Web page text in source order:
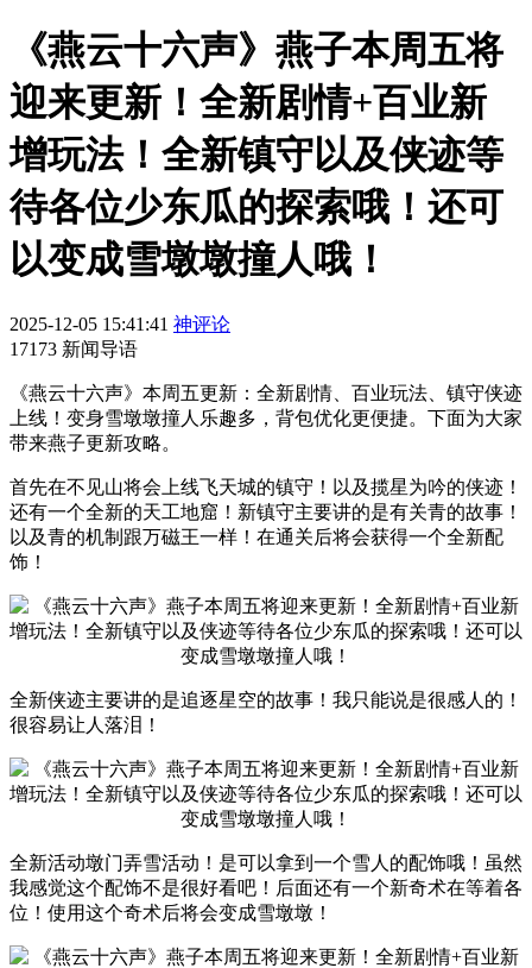
《燕云十六声》燕子本周五将
迎来更新！全新剧情+百业新
增玩法！全新镇守以及侠迹等
待各位少东瓜的探索哦！还可
以变成雪墩墩撞人哦！
2025-12-05 15:41:41 神评论
17173 新闻导语
《燕云十六声》本周五更新：全新剧情、百业玩法、镇守侠迹
上线！变身雪墩墩撞人乐趣多，背包优化更便捷。下面为大家
带来燕子更新攻略。
首先在不见山将会上线飞天城的镇守！以及揽星为吟的侠迹！
还有一个全新的天工地窟！新镇守主要讲的是有关青的故事！
以及青的机制跟万磁王一样！在通关后将会获得一个全新配
饰！
全新侠迹主要讲的是追逐星空的故事！我只能说是很感人的！
很容易让人落泪！
全新活动墩门弄雪活动！是可以拿到一个雪人的配饰哦！虽然
我感觉这个配饰不是很好看吧！后面还有一个新奇术在等着各
位！使用这个奇术后将会变成雪墩墩！